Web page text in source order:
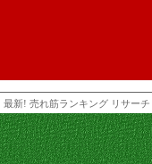
最新! 売れ筋ランキング リサーチ